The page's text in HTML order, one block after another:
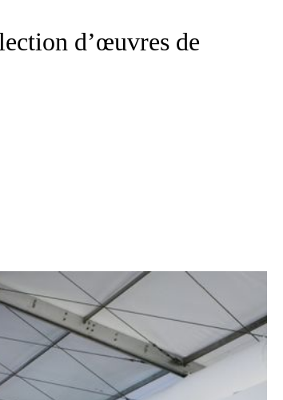
d’œuvres de